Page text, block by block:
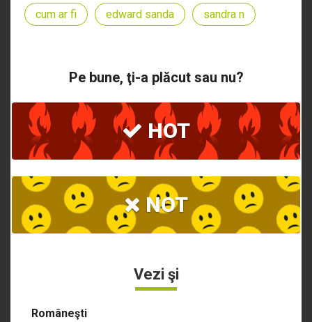
cum ar fi edward sanda sandra n
Pe bune, ţi-a plăcut sau nu?
HOT
NOT
Vezi şi
Româneşti